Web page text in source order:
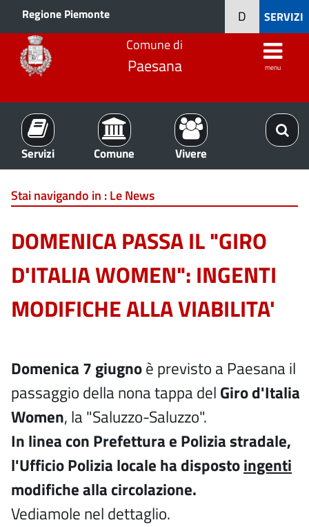
Regione Piemonte SERVIZI
D
Comune di
Paesana menu
Servizi Comune Vivere
Stai navigando in :Le News
DOMENICA PASSA IL "GIRO
D'ITALIA WOMEN": INGENTI
MODIFICHE ALLA VIABILITA'
Domenica 7 giugnoè previsto a Paesana il
passaggio della nona tappa del Giro d'Italia
Women, la "Saluzzo-Saluzzo".
In linea con Prefettura e Polizia stradale,
l'Ufficio Polizia locale ha dispostoingenti
modifiche alla circolazione.
Vediamole nel dettaglio.